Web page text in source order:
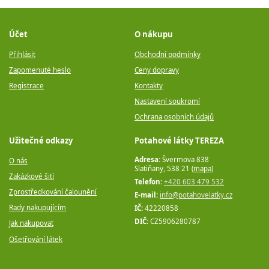
Potahové látky TEREZA
Adresa: Švermova 838
Slatiňany, 538 21 (mapa)
Telefon: +420 603 479 532
E-mail: info@potahovelatky.cz
IČ: 42220858
DIČ: CZ5906280787
Účet
Přihlásit
Zapomenuté heslo
Registrace
O nákupu
Obchodní podmínky
Ceny dopravy
Kontakty
Nastavení soukromí
Ochrana osobních údajů
Užitečné odkazy
O nás
Zakázkové šití
Zprostředkování čalounění
Rady nakupujícím
Jak nakupovat
Ošetřování látek